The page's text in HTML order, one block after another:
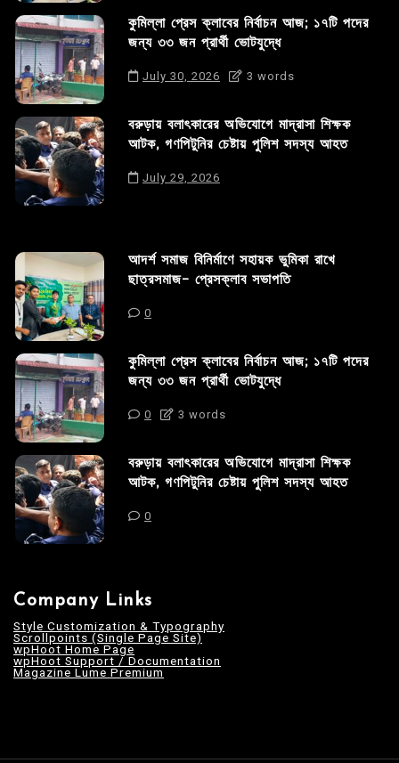
কুমিল্লা প্রেস ক্লাবের নির্বাচন আজ; ১৭টি পদের
জন্য ৩৩ জন প্রার্থী ভোটযুদ্ধে
July 30, 2026 3 words
বরুড়ায় বলাৎকারের অভিযোগে মাদ্রাসা শিক্ষক
আটক, গণপিটুনির চেষ্টায় পুলিশ সদস্য আহত
July 29, 2026
আদর্শ সমাজ বিনির্মাণে সহায়ক ভুমিকা রাখে
ছাত্রসমাজ- প্রেসক্লাব সভাপতি
0
কুমিল্লা প্রেস ক্লাবের নির্বাচন আজ; ১৭টি পদের
জন্য ৩৩ জন প্রার্থী ভোটযুদ্ধে
0 3 words
বরুড়ায় বলাৎকারের অভিযোগে মাদ্রাসা শিক্ষক
আটক, গণপিটুনির চেষ্টায় পুলিশ সদস্য আহত
0
Company Links
Style Customization & Typography
Scrollpoints (Single Page Site)
wpHoot Home Page
wpHoot Support / Documentation
Magazine Lume Premium